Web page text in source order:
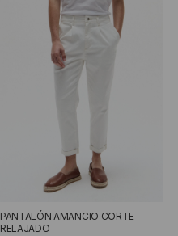
PANTALÓN AMANCIO CORTE
RELAJADO